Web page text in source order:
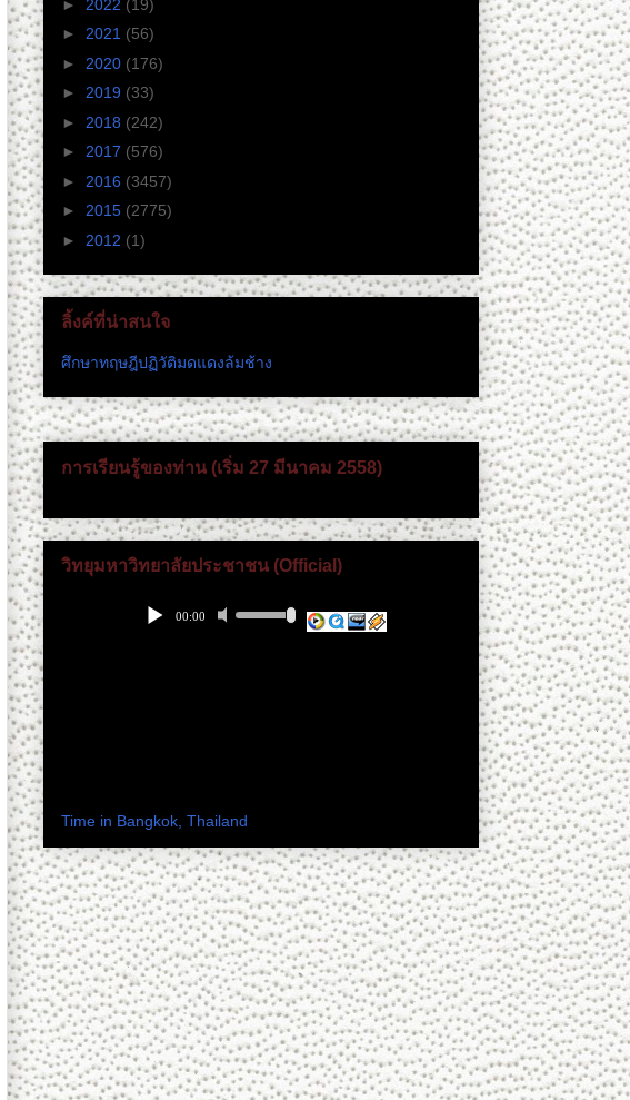
► 2022 (19)
► 2021 (56)
► 2020 (176)
► 2019 (33)
► 2018 (242)
► 2017 (576)
► 2016 (3457)
► 2015 (2775)
► 2012 (1)
ลิ้งค์ที่น่าสนใจ
ศึกษาทฤษฎีปฏิวัติมดแดงล้มช้าง
การเรียนรู้ของท่าน (เริ่ม 27 มีนาคม 2558)
วิทยุมหาวิทยาลัยประชาชน (Official)
Time in Bangkok, Thailand